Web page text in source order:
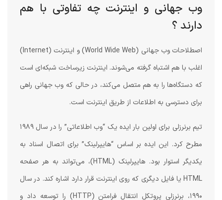
وب جهانی و اینترنت چه تفاوتی با هم
دارند ؟
اصطلاحات وب جهانی (World Wide Web) و اینترنت (Internet)
اغلب با هم اشتباه گرفته می‌شوند. اینترنت زیرساخت شبکه‌ای است
که دستگاه‌ها را به هم متصل می‌کند، در حالی که وب جهانی راهی
برای دسترسی به اطلاعات از طریق اینترنت است.
تیم برنرزلی برای اولین بار ایده یک “وب اطلاعاتی” را در سال ۱۹۸۹
مطرح کرد. این ایده بر اساس “هایپرلینک” برای اتصال اسناد به
یکدیگر استوار بود. هایپرلینک (HTML)، می‌تواند به هر صفحه
HTML یا فایل دیگری که روی اینترنت قرار دارد اشاره کند. در سال
۱۹۹۰، برنرزلی پروتکل انتقال فرامتن (HTTP) را توسعه داد و